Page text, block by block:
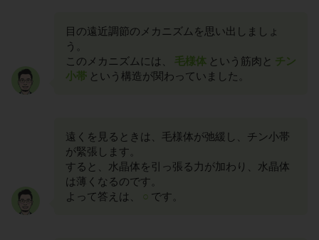
目の遠近調節のメカニズムを思い出しましょ
う。
このメカニズムには、
毛様体 という筋肉と チン
小帯 という構造が関わっていました。
遠くを見るときは、毛様体が弛緩し、チン小帯
が緊張します。
すると、水晶体を引っ張る力が加わり、水晶体
は薄くなるのです。
よって答えは、
○ です。